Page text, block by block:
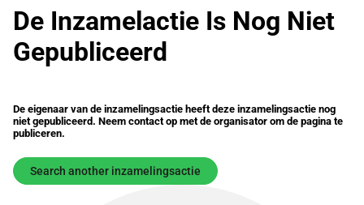
De Inzamelactie Is Nog Niet
Gepubliceerd
De eigenaar van de inzamelingsactie heeft deze inzamelingsactie nog
niet gepubliceerd. Neem contact op met de organisator om de pagina te
publiceren.
Search another inzamelingsactie